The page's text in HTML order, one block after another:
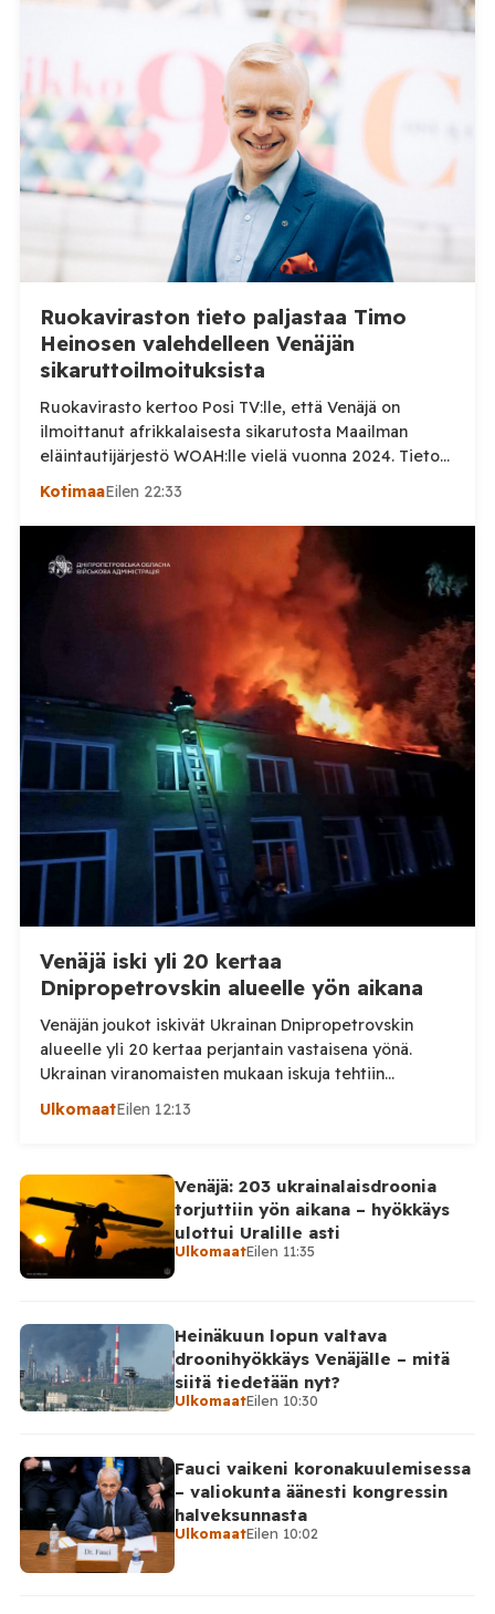
Ruokaviraston tieto paljastaa Timo
Heinosen valehdelleen Venäjän
sikaruttoilmoituksista
Ruokavirasto kertoo Posi TV:lle, että Venäjä on
ilmoittanut afrikkalaisesta sikarutosta Maailman
eläintautijärjestö WOAH:lle vielä vuonna 2024. Tieto
haastaa kokoomuksen kansanedustaja Timo Heinosen
sikaruttoilmoituksista. Suomi on puolestaan
ilmoittanut tuoreesta Virolahden tapauksesta sekä
WOAH:n kautta että suoraan Venäjän
eläinlääkintäviranomaisille. Ruokavirasto kertoi Posi
TV:lle tarkempia tietoja Suomen ensimmäisestä
afrikkalaisen sikaruton tapauksesta sekä
eläintautitietojen vaihdosta […]
KotimaaEilen 22:33
Venäjä iski yli 20 kertaa
Dnipropetrovskin alueelle yön aikana
Venäjän joukot iskivät Ukrainan Dnipropetrovskin
alueelle yli 20 kertaa perjantain vastaisena yönä.
Ukrainan viranomaisten mukaan iskuja tehtiin
drooneilla ja tykistöllä viidelle eri alueelle.
kertoi perjantaiaamuna 7. elokuuta julkaisemassaan
Telegram-päivityksessä, että Venäjän joukot
hyökkäsivät yön aikana yli 20 kertaa viidelle alueelle.
Nikopolin alueella iskuja kohdistui Nikopolin
kaupunkiin sekä […]
UlkomaatEilen 12:13
Venäjä: 203 ukrainalaisdroonia
torjuttiin yön aikana – hyökkäys
ulottui Uralille asti
UlkomaatEilen 11:35
Heinäkuun lopun valtava
droonihyökkäys Venäjälle – mitä
siitä tiedetään nyt?
UlkomaatEilen 10:30
Fauci vaikeni koronakuulemisessa
– valiokunta äänesti kongressin
halveksunnasta
UlkomaatEilen 10:02